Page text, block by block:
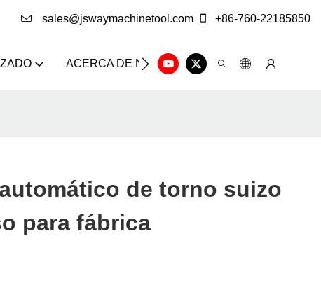
sales@jswaymachinetool.com +86-760-22185850
ACERCA DE NOSOTROS SOLUCIÓN
de torno suizo
para fábrica